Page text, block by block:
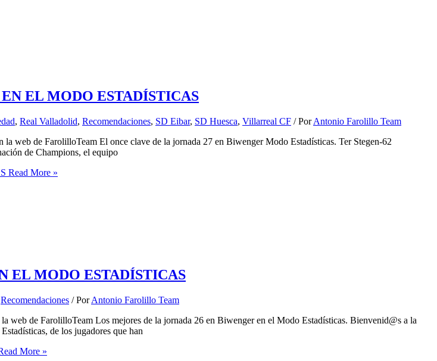
EL MODO ESTADÍSTICAS
, Real Valladolid, Recomendaciones, SD Eibar, SD Huesca, Villarreal CF / PorAntonio Farolillo Team
web de FarolilloTeam El once clave de la jornada 27 en Biwenger Modo Estadísticas. Ter Stegen-62
de Champions, el equipo
Read More »
EL MODO ESTADÍSTICAS
Recomendaciones / PorAntonio Farolillo Team
de FarolilloTeam Los mejores de la jornada 26 en Biwenger en el Modo Estadísticas. Bienvenid@s a la
de los jugadores que han
More »